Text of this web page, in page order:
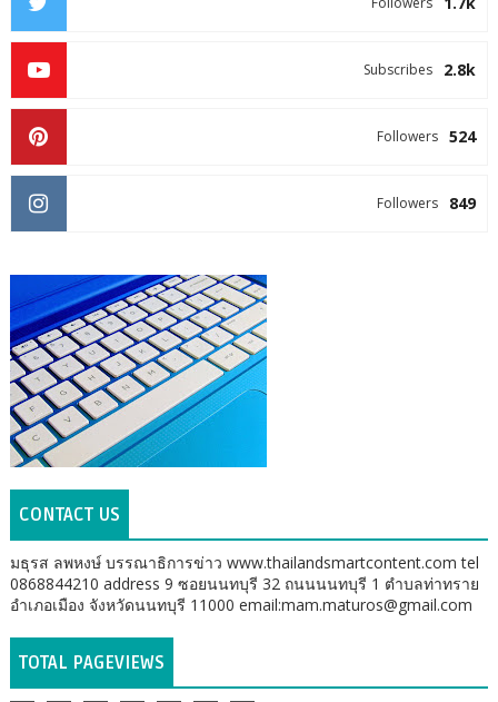
2.8k
Subscribes
524
Followers
849
Followers
CONTACT US
มธุรส ลพหงษ์ บรรณาธิการข่าว www.thailandsmartcontent.com tel
0868844210 address 9 ซอยนนทบุรี 32 ถนนนนทบุรี 1 ตำบลท่าทราย
อำเภอเมือง จังหวัดนนทบุรี 11000 email:mam.maturos@gmail.com
TOTAL PAGEVIEWS